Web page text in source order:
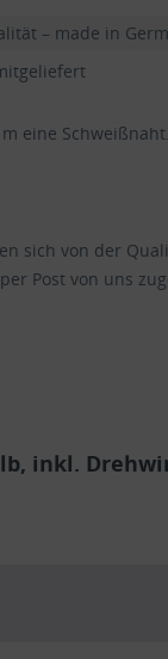
– made in
eine Schweißnaht.
sich von der
Post von uns
inkl.